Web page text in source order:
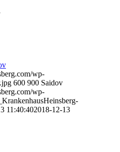
wp-
600 900 Saidov
wp-
11:40:402018-12-13